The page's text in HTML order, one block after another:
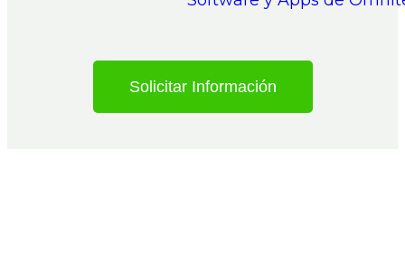
Solicitar Información